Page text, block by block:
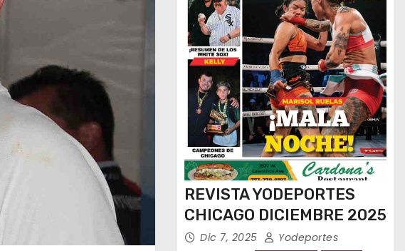
REVISTA YODEPORTES
CHICAGO DICIEMBRE 2025
Dic 7, 2025 Yodeportes